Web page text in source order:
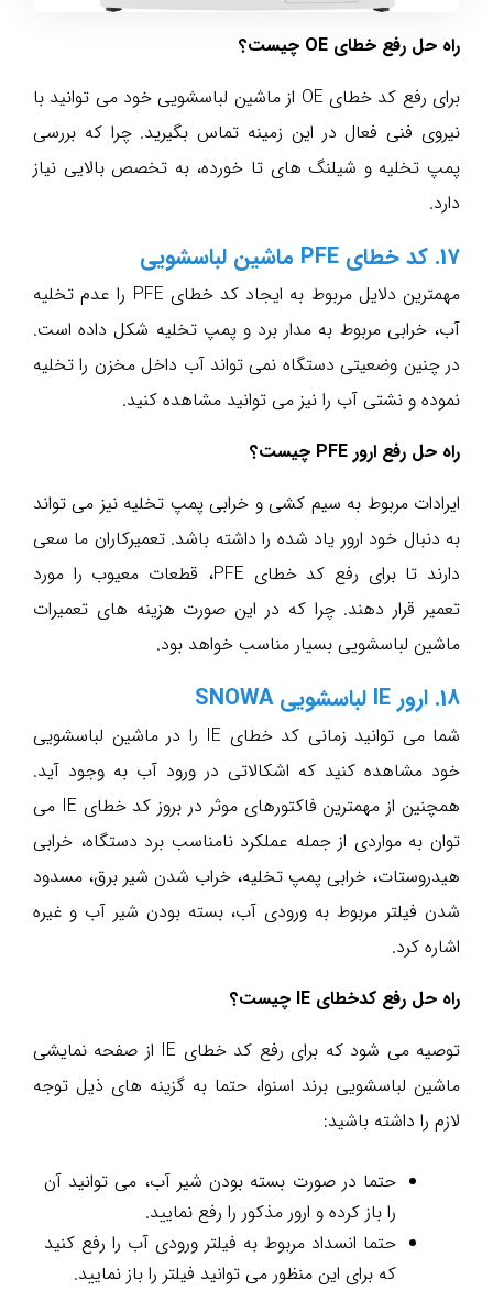
راه حل رفع خطای OE چیست؟
برای رفع کد خطای OE از ماشین لباسشویی خود می توانید با
نیروی فنی فعال در این زمینه تماس بگیرید. چرا که بررسی
پمپ تخلیه و شیلنگ های تا خورده، به تخصص بالایی نیاز
دارد.
17. کد خطای PFE ماشین لباسشویی
مهمترین دلایل مربوط به ایجاد کد خطای PFE را عدم تخلیه
آب، خرابی مربوط به مدار برد و پمپ تخلیه شکل داده است.
در چنین وضعیتی دستگاه نمی تواند آب داخل مخزن را تخلیه
نموده و نشتی آب را نیز می توانید مشاهده کنید.
راه حل رفع ارور PFE چیست؟
ایرادات مربوط به سیم کشی و خرابی پمپ تخلیه نیز می تواند
به دنبال خود ارور یاد شده را داشته باشد. تعمیرکاران ما سعی
دارند تا برای رفع کد خطای PFE، قطعات معیوب را مورد
تعمیر قرار دهند. چرا که در این صورت هزینه های تعمیرات
ماشین لباسشویی بسیار مناسب خواهد بود.
18. ارور IE لباسشویی SNOWA
شما می توانید زمانی کد خطای IE را در ماشین لباسشویی
خود مشاهده کنید که اشکالاتی در ورود آب به وجود آید.
همچنین از مهمترین فاکتورهای موثر در بروز کد خطای IE می
توان به مواردی از جمله عملکرد نامناسب برد دستگاه، خرابی
هیدروستات، خرابی پمپ تخلیه، خراب شدن شیر برق، مسدود
شدن فیلتر مربوط به ورودی آب، بسته بودن شیر آب و غیره
اشاره کرد.
راه حل رفع کدخطای IE چیست؟
توصیه می شود که برای رفع کد خطای IE از صفحه نمایشی
ماشین لباسشویی برند اسنوا، حتما به گزینه های ذیل توجه
لازم را داشته باشید:
حتما در صورت بسته بودن شیر آب، می توانید آن
را باز کرده و ارور مذکور را رفع نمایید.
حتما انسداد مربوط به فیلتر ورودی آب را رفع کنید
که برای این منظور می توانید فیلتر را باز نمایید.